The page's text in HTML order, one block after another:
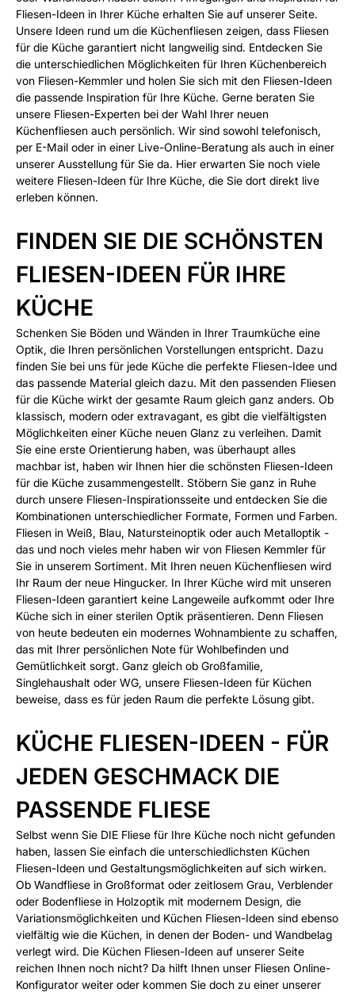
Fliesen-Ideen in Ihrer Küche erhalten Sie auf unserer Seite.
Unsere Ideen rund um die Küchenfliesen zeigen, dass Fliesen
für die Küche garantiert nicht langweilig sind. Entdecken Sie
die unterschiedlichen Möglichkeiten für Ihren Küchenbereich
von Fliesen-Kemmler und holen Sie sich mit den Fliesen-Ideen
die passende Inspiration für Ihre Küche. Gerne beraten Sie
unsere Fliesen-Experten bei der Wahl Ihrer neuen
Küchenfliesen auch persönlich. Wir sind sowohl telefonisch,
per E-Mail oder in einer Live-Online-Beratung als auch in einer
unserer Ausstellung für Sie da. Hier erwarten Sie noch viele
weitere Fliesen-Ideen für Ihre Küche, die Sie dort direkt live
erleben können.
FINDEN SIE DIE SCHÖNSTEN
FLIESEN-IDEEN FÜR IHRE
KÜCHE
Schenken Sie Böden und Wänden in Ihrer Traumküche eine
Optik, die Ihren persönlichen Vorstellungen entspricht. Dazu
finden Sie bei uns für jede Küche die perfekte Fliesen-Idee und
das passende Material gleich dazu. Mit den passenden Fliesen
für die Küche wirkt der gesamte Raum gleich ganz anders. Ob
klassisch, modern oder extravagant, es gibt die vielfältigsten
Möglichkeiten einer Küche neuen Glanz zu verleihen. Damit
Sie eine erste Orientierung haben, was überhaupt alles
machbar ist, haben wir Ihnen hier die schönsten Fliesen-Ideen
für die Küche zusammengestellt. Stöbern Sie ganz in Ruhe
durch unsere Fliesen-Inspirationsseite und entdecken Sie die
Kombinationen unterschiedlicher Formate, Formen und Farben.
Fliesen in Weiß, Blau, Natursteinoptik oder auch Metalloptik -
das und noch vieles mehr haben wir von Fliesen Kemmler für
Sie in unserem Sortiment. Mit Ihren neuen Küchenfliesen wird
Ihr Raum der neue Hingucker. In Ihrer Küche wird mit unseren
Fliesen-Ideen garantiert keine Langeweile aufkommt oder Ihre
Küche sich in einer sterilen Optik präsentieren. Denn Fliesen
von heute bedeuten ein modernes Wohnambiente zu schaffen,
das mit Ihrer persönlichen Note für Wohlbefinden und
Gemütlichkeit sorgt. Ganz gleich ob Großfamilie,
Singlehaushalt oder WG, unsere Fliesen-Ideen für Küchen
beweise, dass es für jeden Raum die perfekte Lösung gibt.
KÜCHE FLIESEN-IDEEN - FÜR
JEDEN GESCHMACK DIE
PASSENDE FLIESE
Selbst wenn Sie DIE Fliese für Ihre Küche noch nicht gefunden
haben, lassen Sie einfach die unterschiedlichsten Küchen
Fliesen-Ideen und Gestaltungsmöglichkeiten auf sich wirken.
Ob Wandfliese in Großformat oder zeitlosem Grau, Verblender
oder Bodenfliese in Holzoptik mit modernem Design, die
Variationsmöglichkeiten und Küchen Fliesen-Ideen sind ebenso
vielfältig wie die Küchen, in denen der Boden- und Wandbelag
verlegt wird. Die Küchen Fliesen-Ideen auf unserer Seite
reichen Ihnen noch nicht? Da hilft Ihnen unser Fliesen Online-
Konfigurator weiter oder kommen Sie doch zu einer unserer